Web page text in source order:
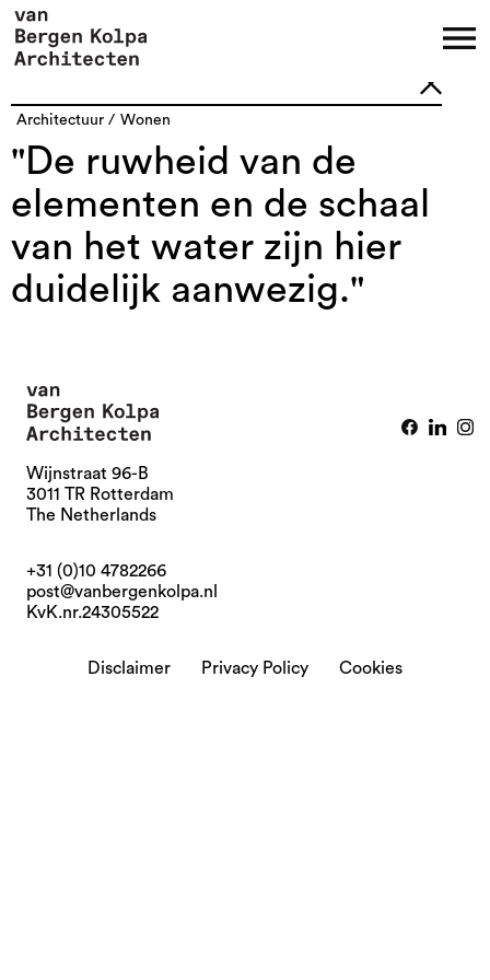
architectuur wonen
"De ruwheid van de
elementen en de schaal
van het water zijn hier
duidelijk aanwezig."
Wijnstraat 96-B
3011 TR Rotterdam
The Netherlands
+31 (0)10 4782266
post@vanbergenkolpa.nl
KvK.nr.24305522
Disclaimer Privacy Policy Cookies